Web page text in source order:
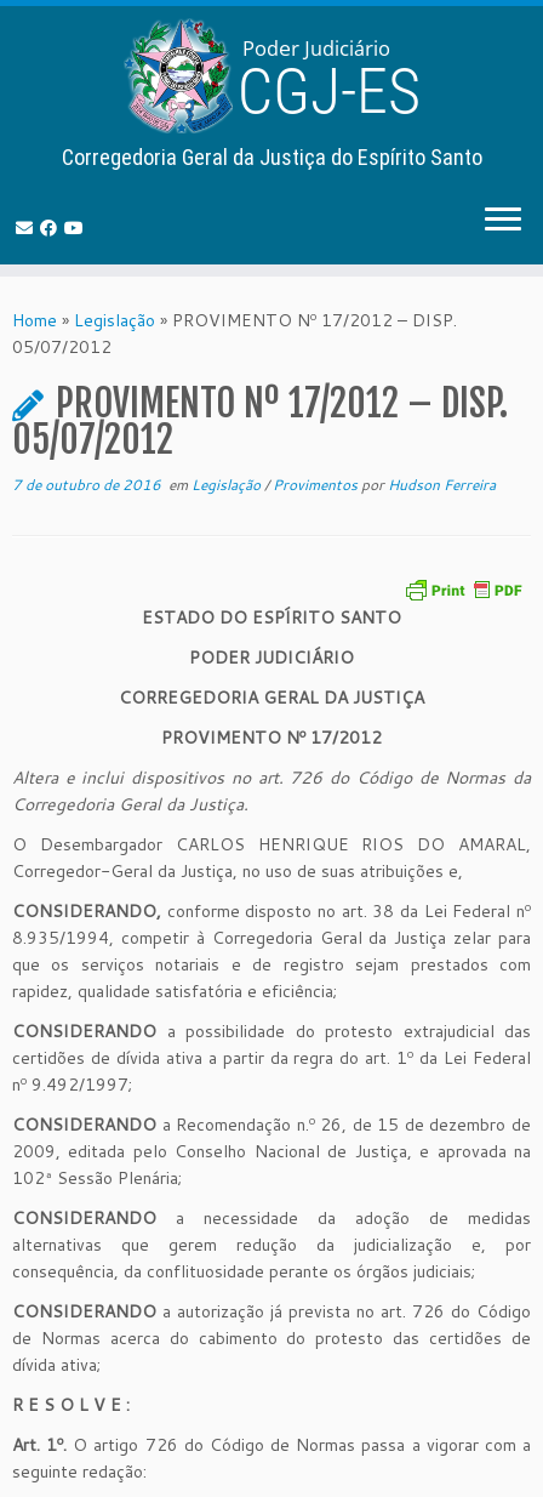
to
content
Corregedoria Geral da Justiça do Espírito Santo
Home » Legislação » PROVIMENTO Nº 17/2012 – DISP.
05/07/2012
PROVIMENTO Nº 17/2012 – DISP.
05/07/2012
7 de outubro de 2016 em Legislação/ProvimentosporHudson Ferreira
ESTADO DO ESPÍRITO SANTO
PODER JUDICIÁRIO
CORREGEDORIA GERAL DA JUSTIÇA
PROVIMENTO Nº 17/2012
Altera e inclui dispositivos no art. 726 do Código de Normas da
Corregedoria Geral da Justiça.
O Desembargador CARLOS HENRIQUE RIOS DO AMARAL,
Corregedor-Geral da Justiça, no uso de suas atribuições e,
CONSIDERANDO, conforme disposto no art. 38 da Lei Federal nº
8.935/1994, competir à Corregedoria Geral da Justiça zelar para
que os serviços notariais e de registro sejam prestados com
rapidez, qualidade satisfatória e eficiência;
CONSIDERANDO a possibilidade do protesto extrajudicial das
certidões de dívida ativa a partir da regra do art. 1º da Lei Federal
nº 9.492/1997;
CONSIDERANDO a Recomendação n.º 26, de 15 de dezembro de
2009, editada pelo Conselho Nacional de Justiça, e aprovada na
102ª Sessão Plenária;
CONSIDERANDO a necessidade da adoção de medidas
alternativas que gerem redução da judicialização e, por
consequência, da conflituosidade perante os órgãos judiciais;
CONSIDERANDO a autorização já prevista no art. 726 do Código
de Normas acerca do cabimento do protesto das certidões de
dívida ativa;
R E S O L V E :
Art. 1º. O artigo 726 do Código de Normas passa a vigorar com a
seguinte redação: